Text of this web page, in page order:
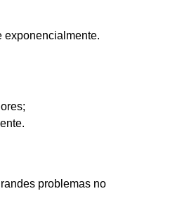
exponencialmente.
problemas no